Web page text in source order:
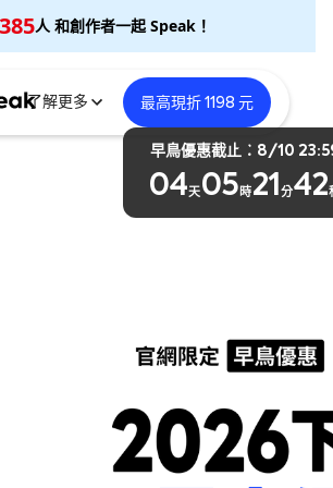
人 和創作者一起 Speak！
了解更多 最高現折 1198 元
早鳥優惠截止：8/10
04天05時21分41